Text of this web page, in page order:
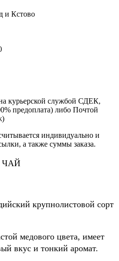
и Кстово
курьерской службой СДЕК,
предоплата) либо Почтой
индивидуально и
а также суммы заказа.
ЧАЙ
крупнолистовой сорт
медового цвета, имеет
вкус и тонкий аромат.